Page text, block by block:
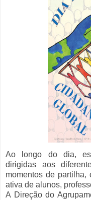
Ao longo do dia,
dirigidas aos
momentos de partilha,
ativa de alunos,
A Direção do